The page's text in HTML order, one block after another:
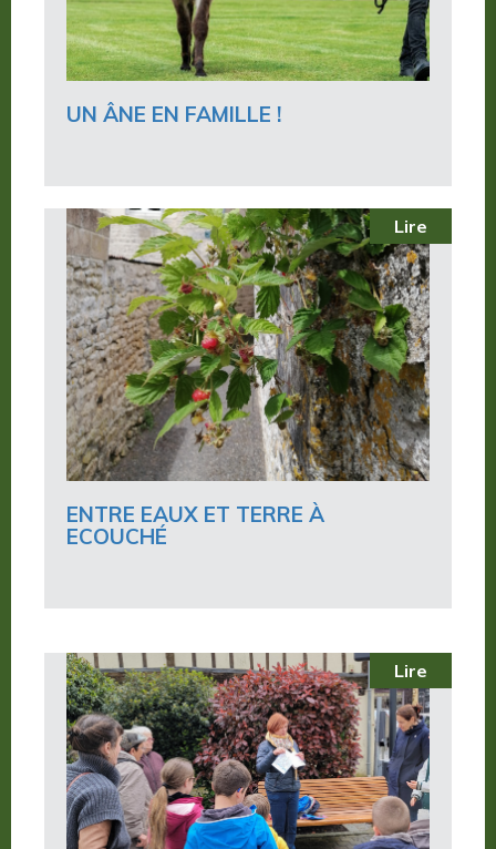
UN ÂNE EN FAMILLE !
Lire
ENTRE EAUX ET TERRE À
ECOUCHÉ
Lire